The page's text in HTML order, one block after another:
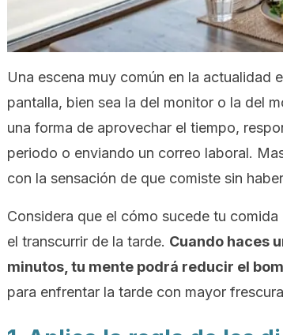
Una escena muy común en la actualidad
pantalla, bien sea la del monitor o la del
una forma de aprovechar el tiempo,
periodo o enviando un correo laboral.
con la sensación de que comiste sin
Considera que el cómo sucede tu
el transcurrir de la tarde. Cuando haces
minutos, tu mente podrá reducir el
para enfrentar la tarde con mayor